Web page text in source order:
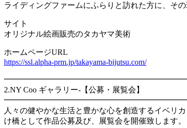
ライディングファームにふらりと訪れた方に、そ
サイト
オリジナル絵画販売のタカヤマ美術
ホームページURL
https://ssl.alpha-prm.jp/takayama-bijutsu.com/
2.NY Coo ギャラリー-【公募・展覧会】
人々の健やかな生活と豊かな心を創造するイベリ
け橋として作品公募及び、展覧会を開